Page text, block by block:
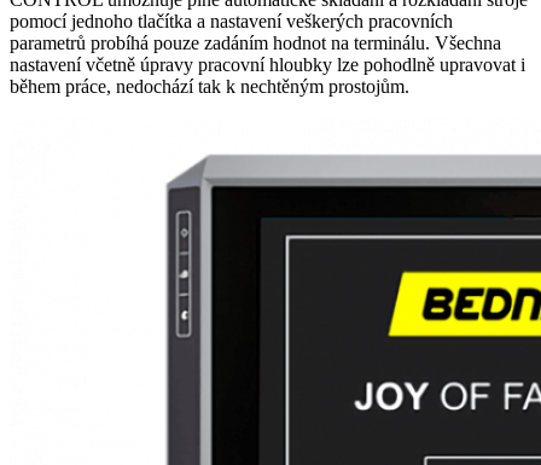
pomocí jednoho tlačítka a nastavení veškerých pracovních
parametrů probíhá pouze zadáním hodnot na terminálu. Všechna
nastavení včetně úpravy pracovní hloubky lze pohodlně upravovat i
během práce, nedochází tak k nechtěným prostojům.